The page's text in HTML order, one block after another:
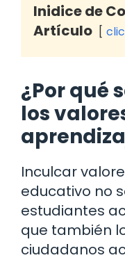
Inidice de
Artículo
¿Por qué
los
Inculcar
educativo no
estudiantes
que también
ciudadanos